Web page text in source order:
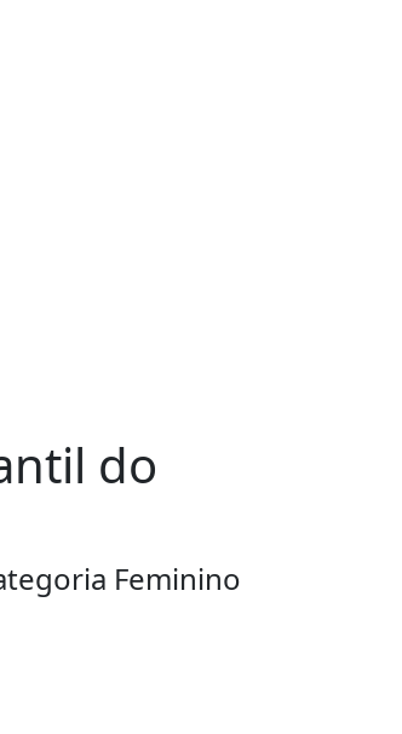
do
Feminino